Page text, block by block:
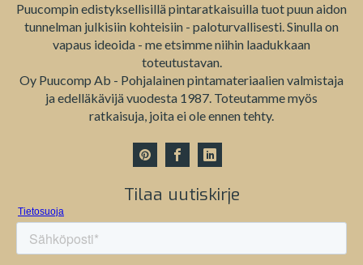
Puucompin edistyksellisillä pintaratkaisuilla tuot puun aidon
tunnelman julkisiin kohteisiin - paloturvallisesti. Sinulla on
vapaus ideoida - me etsimme niihin laadukkaan
toteutustavan.
Oy Puucomp Ab - Pohjalainen pintamateriaalien valmistaja
ja edelläkävijä vuodesta 1987. Toteutamme myös
ratkaisuja, joita ei ole ennen tehty.
Tilaa uutiskirje